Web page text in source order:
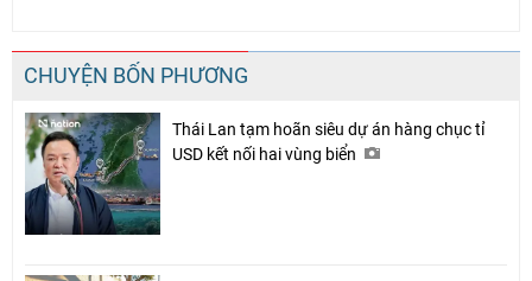
CHUYỆN BỐN PHƯƠNG
Thái Lan tạm hoãn siêu dự án hàng chục tỉ
USD kết nối hai vùng biển